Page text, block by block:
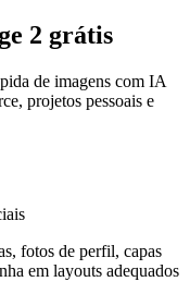
2 grátis
de imagens com IA
projetos pessoais e
fotos de perfil, capas
em layouts adequados